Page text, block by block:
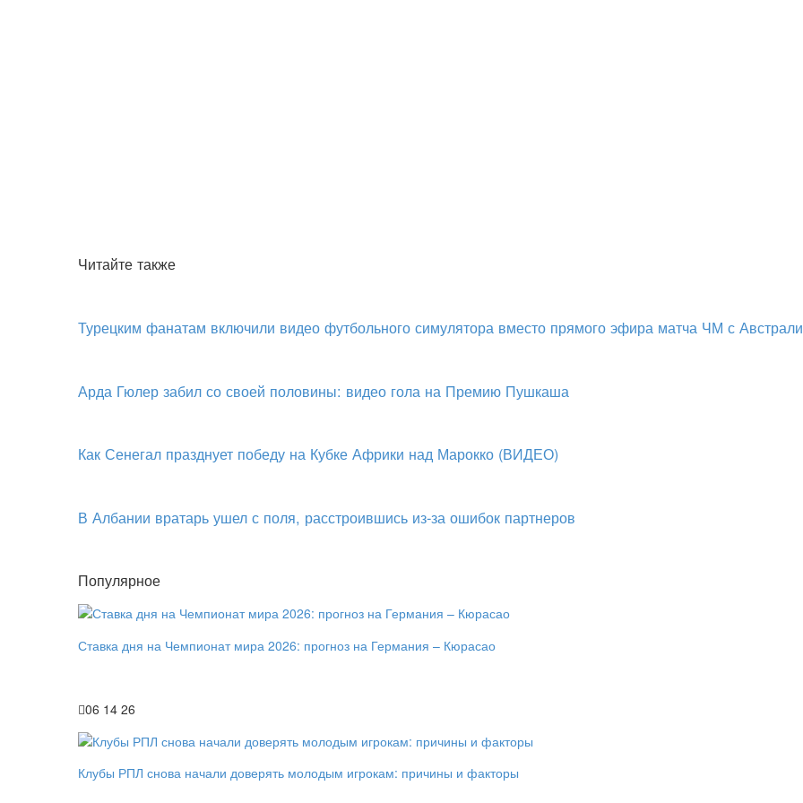
Читайте также
Турецким фанатам включили видео футбольного симулятора вместо прямого эфира матча ЧМ с
Арда Гюлер забил со своей половины: видео гола на Премию Пушкаша
Как Сенегал празднует победу на Кубке Африки над Марокко (ВИДЕО)
В Албании вратарь ушел с поля, расстроившись из-за ошибок партнеров
Популярное
Ставка дня на Чемпионат мира 2026: прогноз на Германия – Кюрасао
06 14 26
Клубы РПЛ снова начали доверять молодым игрокам: причины и факторы